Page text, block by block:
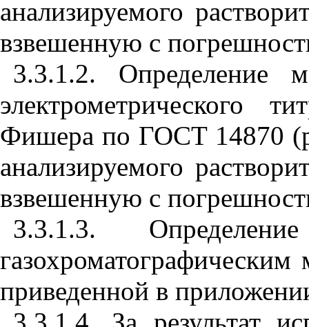
анализируемого
взвешенную с
3.3.1.2. Определение
электрометрического
Фишера по ГОСТ 14870
анализируемого
взвешенную с
3.3.1.3.
приведенной в